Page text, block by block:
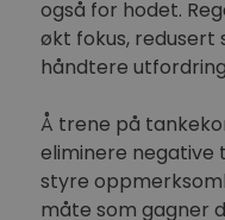
også for hodet.
økt fokus, redusert
håndtere
Å trene på
eliminere negative
styre
måte som gagner